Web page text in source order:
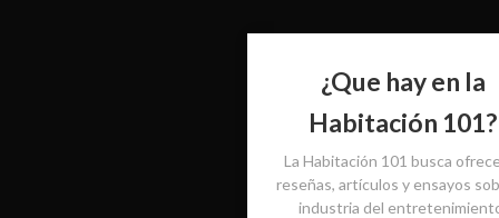
¿Que hay en la
Habitación 101?
La Habitación 101 busca
reseñas, artículos y ensayos
industria del